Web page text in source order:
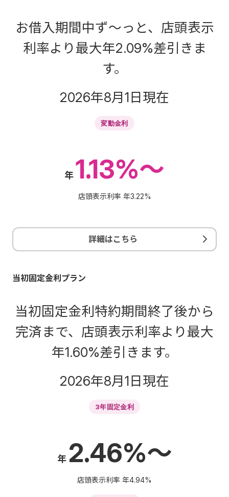
お借入期間中ず～っと、店頭表示
利率より最大年2.09%差引きま
す。
2026年8月1日現在
変動金利
年1.13%～
店頭表示利率 年3.22%
詳細はこちら
当初固定金利プラン
当初固定金利特約期間終了後から
完済まで、店頭表示利率より最大
年1.60%差引きます。
2026年8月1日現在
3年固定金利
年 2.46%～
店頭表示利率 年4.94%